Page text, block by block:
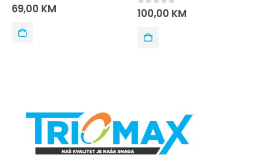
0out of 5
69,00 KM 0out of 5
100,00 KM